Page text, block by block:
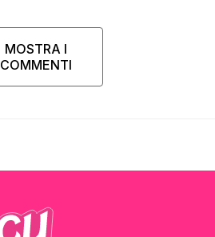
MOSTRA I
COMMENTI